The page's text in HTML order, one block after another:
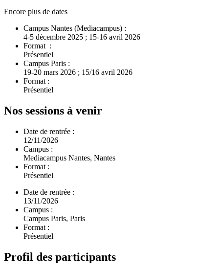
Encore plus de dates
Campus Nantes (Mediacampus) :
4-5 décembre 2025 ; 15-16 avril 2026
Format :
Présentiel
Campus Paris :
19-20 mars 2026 ; 15/16 avril 2026
Format :
Présentiel
Nos sessions à venir
Date de rentrée :
12/11/2026
Campus :
Mediacampus Nantes, Nantes
Format :
Présentiel
Date de rentrée :
13/11/2026
Campus :
Campus Paris, Paris
Format :
Présentiel
Profil des participants